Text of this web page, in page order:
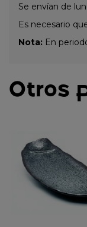
Se envían de
Es necesario
Nota: En
Otros